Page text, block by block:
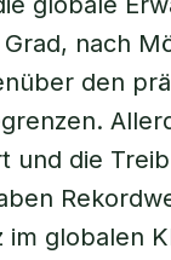
Grad, nach
den
und die
im globalen